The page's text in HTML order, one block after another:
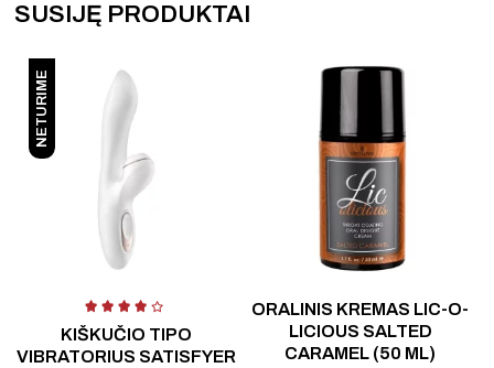
SUSIJĘ PRODUKTAI
NETURIME
KIŠKUČIO TIPO
VIBRATORIUS SATISFYER
ORALINIS KREMAS LIC-O-
LICIOUS SALTED
CARAMEL (50 ML)
Įvertinimas:4.50iš 5